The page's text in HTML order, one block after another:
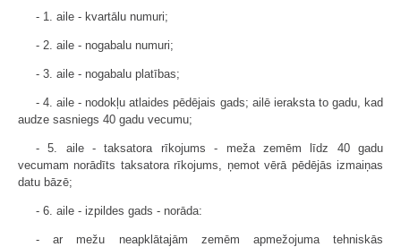
- 1. aile - kvartālu numuri;
- 2. aile - nogabalu numuri;
- 3. aile - nogabalu platības;
- 4. aile - nodokļu atlaides pēdējais gads; ailē ieraksta to gadu, kad
audze sasniegs 40 gadu vecumu;
- 5. aile - taksatora rīkojums - meža zemēm līdz 40 gadu
vecumam norādīts taksatora rīkojums, ņemot vērā pēdējās izmaiņas
datu bāzē;
- 6. aile - izpildes gads - norāda:
- ar mežu neapklātajām zemēm apmežojuma tehniskās